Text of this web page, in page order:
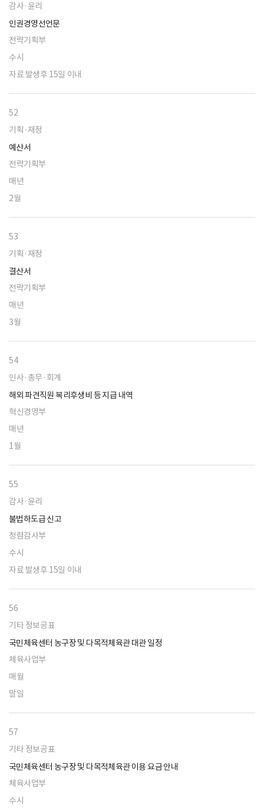
감사·윤리
인권경영선언문
전략기획부
수시
자료 발생후 15일 이내
52
기획·재정
예산서
전략기획부
매년
2월
53
기획·재정
결산서
전략기획부
매년
3월
54
인사·총무·회계
해외 파견직원 복리후생비 등 지급 내역
혁신경영부
매년
1월
55
감사·윤리
불법하도급 신고
청렴감사부
수시
자료 발생후 15일 이내
56
기타 정보공표
국민체육센터 농구장 및 다목적체육관 대관 일정
체육사업부
매월
말일
57
기타 정보공표
국민체육센터 농구장 및 다목적체육관 이용 요금 안내
체육사업부
수시